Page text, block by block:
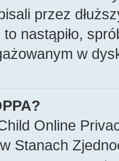
przez
nastąpiło,
w
Online
Stanach